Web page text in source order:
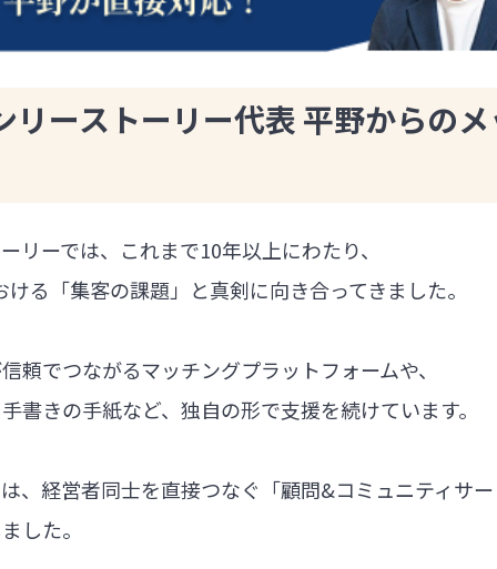
リーストーリー代表 平野からの
リーでは、これまで10年以上にわたり、
る「集客の課題」と真剣に向き合ってきました。
頼でつながるマッチングプラットフォームや、
書きの手紙など、独自の形で支援を続けています。
、経営者同士を直接つなぐ「顧問&コミュニティサ
した。